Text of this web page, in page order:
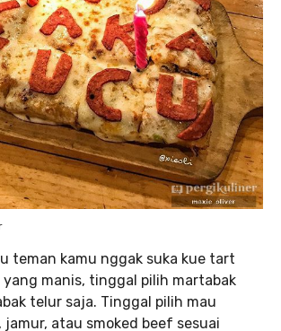
teman kamu nggak suka kue tart
yang manis, tinggal pilih martabak
telur saja. Tinggal pilih mau
atau smoked beef sesuai